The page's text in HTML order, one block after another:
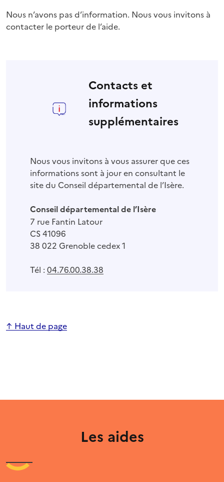
Nous n’avons pas d’information. Nous vous invitons à
contacter le porteur de l’aide.
Contacts et
informations
supplémentaires
Nous vous invitons à vous assurer que ces
informations sont à jour en consultant le
site du Conseil départemental de l’Isère.
Conseil départemental de l’Isère
7 rue Fantin Latour
CS 41096
38 022 Grenoble cedex 1
Tél : 04.76.00.38.38
↑ Haut de page
Les aides